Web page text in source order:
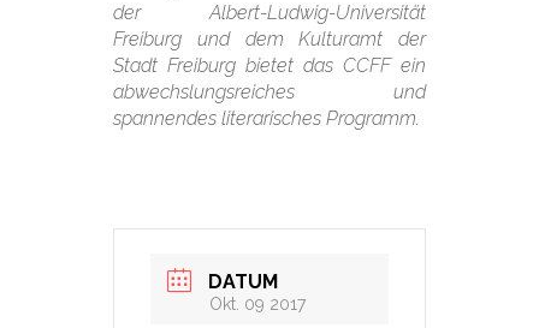
der Albert-Ludwig-Universität
Freiburg und dem Kulturamt der
Stadt Freiburg bietet das CCFF ein
abwechslungsreiches und
spannendes literarisches Programm.
DATUM
Okt. 09 2017